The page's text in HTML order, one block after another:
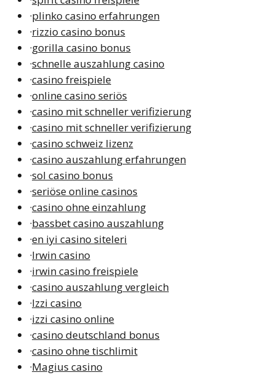
·plinko casino erfahrungen
·rizzio casino bonus
·gorilla casino bonus
·schnelle auszahlung casino
·casino freispiele
·online casino seriös
·casino mit schneller verifizierung
·casino mit schneller verifizierung
·casino schweiz lizenz
·casino auszahlung erfahrungen
·sol casino bonus
·seriöse online casinos
·casino ohne einzahlung
·bassbet casino auszahlung
·en iyi casino siteleri
·Irwin casino
·irwin casino freispiele
·casino auszahlung vergleich
·Izzi casino
·izzi casino online
·casino deutschland bonus
·casino ohne tischlimit
·Magius casino